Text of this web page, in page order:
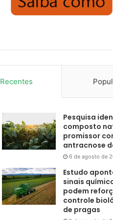
Recentes
Pesquisa
composto
promissor
antracnose
6 de agosto de
Estudo
sinais
podem
controle
de pragas